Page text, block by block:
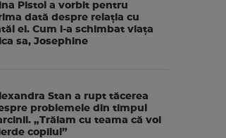
Pistol a vorbit pentru
dată despre relația cu
ei. Cum i-a schimbat viața
sa, Josephine
Stan a rupt tăcerea
problemele din timpul
„Trăiam cu teama că voi
copilul”